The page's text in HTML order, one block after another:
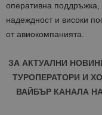
оперативна поддръжка,
надеждност и високи
от авиокомпанията.
ЗА АКТУАЛНИ
ТУРОПЕРАТОРИ И
ВАЙБЪР КАНАЛА НА